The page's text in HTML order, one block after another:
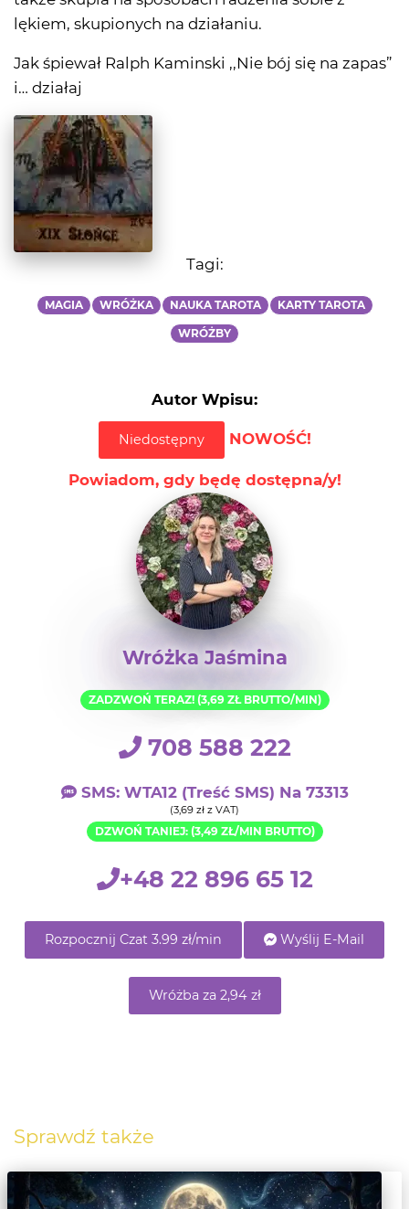
lękiem, skupionych na działaniu.
Jak śpiewał Ralph Kaminski ,,Nie bój się na zapas”
i… działaj
Tagi:
MAGIA WRÓŻKA NAUKA TAROTA KARTY TAROTA
WRÓŻBY
Autor Wpisu:
Niedostępny NOWOŚĆ!
Powiadom, gdy będę dostępna/y!
Wróżka Jaśmina
ZADZWOŃ TERAZ! (3,69 ZŁ BRUTTO/MIN)
708 588 222
SMS: WTA12 (treść SMS) Na 73313
(3,69 zł z VAT)
DZWOŃ TANIEJ: (3,49 ZŁ/MIN BRUTTO)
+48 22 896 65 12
Rozpocznij Czat 3.99 zł/min Wyślij E-Mail
Wróżba za 2,94 zł
Sprawdź także